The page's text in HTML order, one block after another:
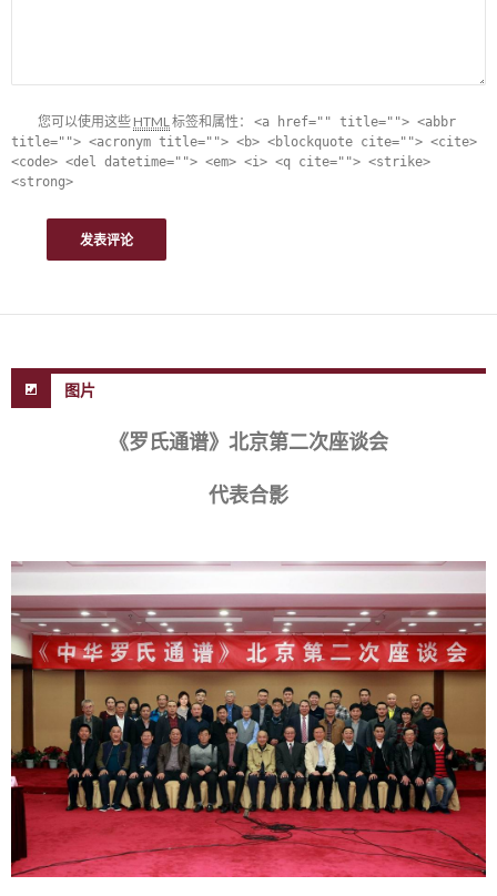
您可以使用这些 HTML标签和属性： <a href="" title=""> <abbr
title=""> <acronym title=""> <b> <blockquote cite=""> <cite>
<code> <del datetime=""> <em> <i> <q cite=""> <strike>
<strong>
图片
《罗氏通谱》北京第二次座谈会
代表合影